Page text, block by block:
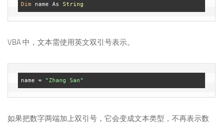
Dim name As String
VBA 中，文本需使用英文双引号表示。
name = "Zhang San"
如果把数字两端加上双引号，它会变成文本类型，不再表示数